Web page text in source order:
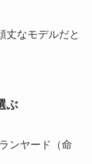
丈なモデルだと
ぶ
ンヤード（命